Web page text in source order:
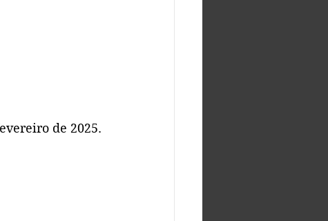
de 2025.